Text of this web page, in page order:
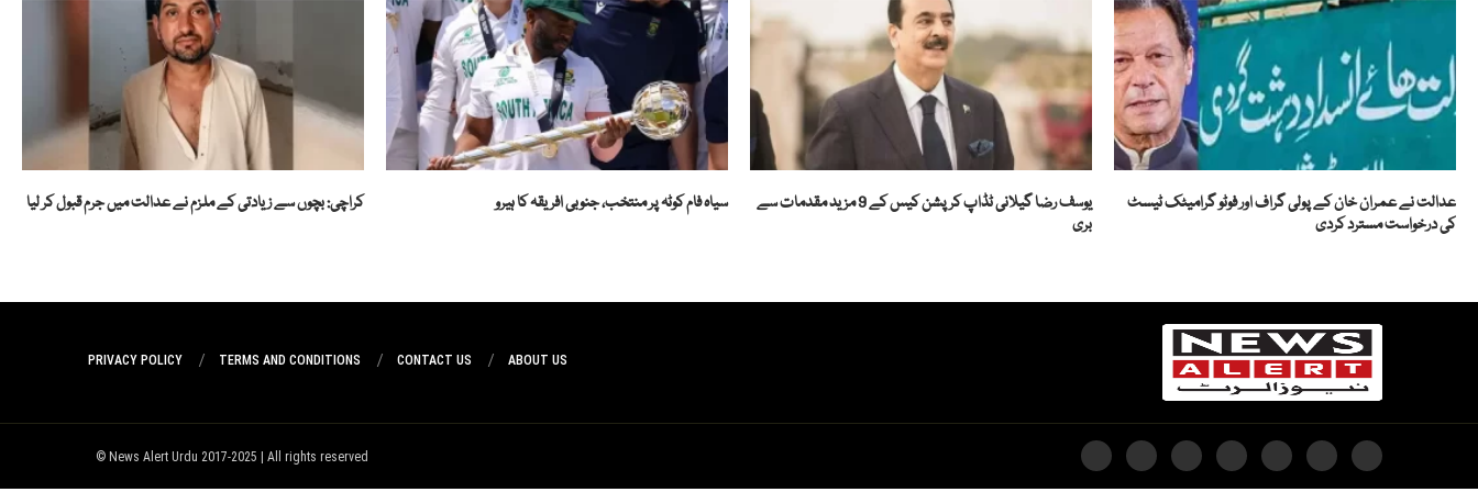
عدالت نے عمران خان کے پولی گراف اور فوٹو گرامیٹک ٹیسٹ
کی درخواست مسترد کردی
یوسف رضا گیلانی ٹڈاپ کرپشن کیس کے 9 مزید مقدمات سے
بری
سیاہ فام کوٹہ پر منتخب، جنوبی افریقہ کا ہیرو کراچی: بچوں سے زیادتی کے ملزم نے عدالت میں جرم قبول کر لیا
ABOUT US
CONTACT US
TERMS AND CONDITIONS
PRIVACY POLICY
News Alert Urdu 2017-2025 | All rights reserved ©